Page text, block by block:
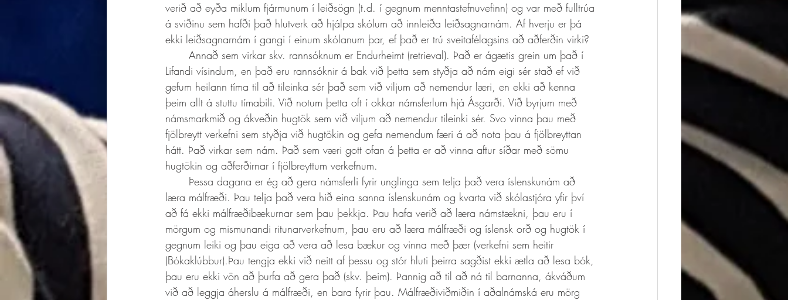
verið að eyða miklum fjármunum í leiðsögn (t.d. í gegnum menntastefnuvefinn) og var með fulltrúa
á sviðinu sem hafði það hlutverk að hjálpa skólum að innleiða leiðsagnarnám. Af hverju er þá
ekki leiðsagnarnám í gangi í einum skólanum þar, ef það er trú sveitafélagsins að aðferðin virki?
Lifandi vísindum, en það eru rannsóknir á bak við þetta sem styðja að nám eigi sér stað ef við
gefum heilann tíma til að tileinka sér það sem við viljum að nemendur læri, en ekki að kenna
þeim allt á stuttu tímabili. Við notum þetta oft í okkar námsferlum hjá Ásgarði. Við byrjum með
námsmarkmið og ákveðin hugtök sem við viljum að nemendur tileinki sér. Svo vinna þau með
fjölbreytt verkefni sem styðja við hugtökin og gefa nemendum færi á að nota þau á fjölbreyttan
hátt. Það virkar sem nám. Það sem væri gott ofan á þetta er að vinna aftur síðar með sömu
hugtökin og aðferðirnar í fjölbreyttum verkefnum.
læra málfræði. Þau telja það vera hið eina sanna íslenskunám og kvarta við skólastjóra yfir því
að fá ekki málfræðibækurnar sem þau þekkja. Þau hafa verið að læra námstækni, þau eru í
mörgum og mismunandi ritunarverkefnum, þau eru að læra málfræði og íslensk orð og hugtök í
gegnum leiki og þau eiga að vera að lesa bækur og vinna með þær (verkefni sem heitir
(Bókaklúbbur).Þau tengja ekki við neitt af þessu og stór hluti þeirra sagðist ekki ætla að lesa bók,
þau eru ekki vön að þurfa að gera það (skv. þeim). Þannig að til að ná til barnanna, ákváðum
við að leggja áherslu á málfræði, en bara fyrir þau. Málfræðiviðmiðin í aðalnámská eru mörg